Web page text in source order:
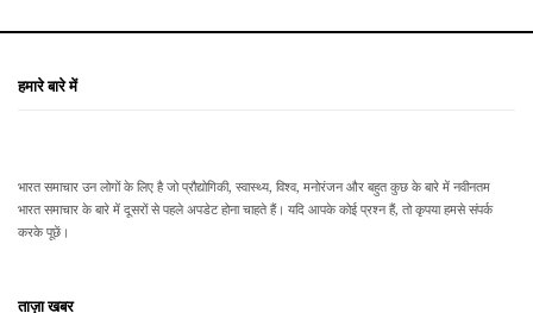
हमारे बारे में
भारत समाचार उन लोगों के लिए है जो प्रौद्योगिकी, स्वास्थ्य, विश्व, मनोरंजन और बहुत कुछ के बारे में नवीनतम
भारत समाचार के बारे में दूसरों से पहले अपडेट होना चाहते हैं। यदि आपके कोई प्रश्न हैं, तो कृपया हमसे संपर्क
करके पूछें।
ताज़ा खबर